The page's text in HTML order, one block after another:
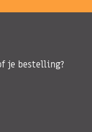
je bestelling?